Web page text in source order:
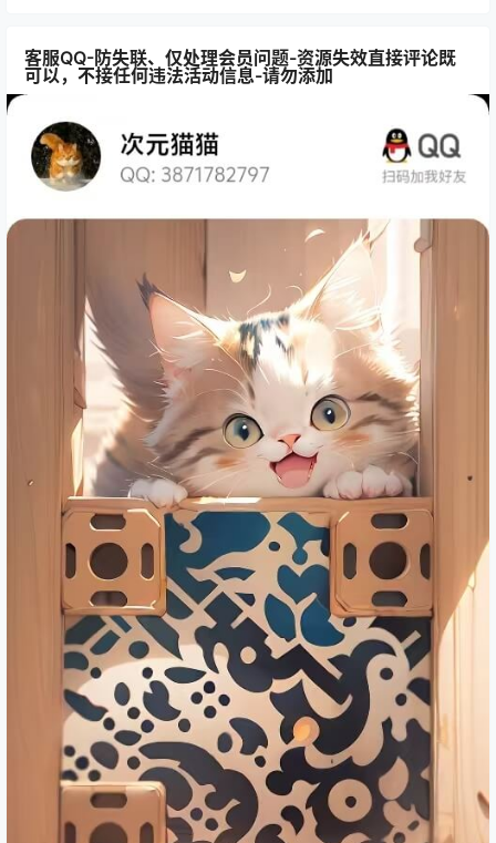
客服QQ-防失联、仅处理会员问题-资源失效直接评论既
可以，不接任何违法活动信息-请勿添加